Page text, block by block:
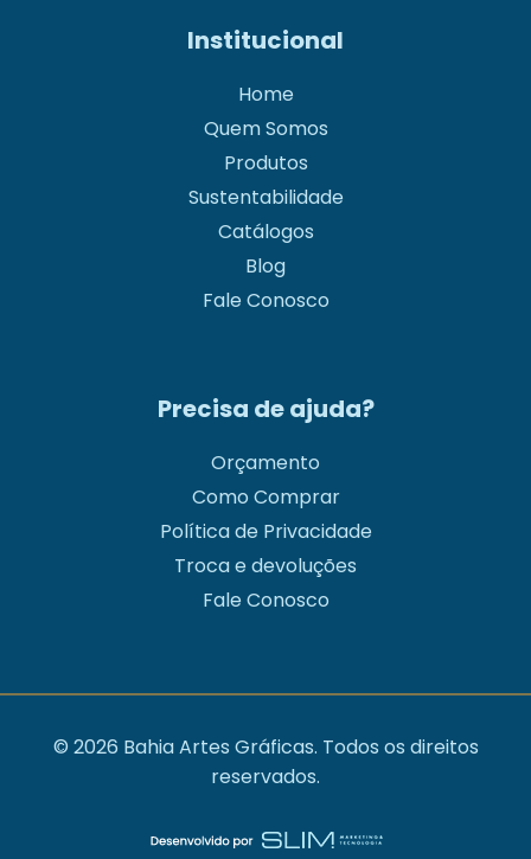
Institucional
Home
Quem Somos
Produtos
Sustentabilidade
Catálogos
Blog
Fale Conosco
Precisa de ajuda?
Orçamento
Como Comprar
Política de Privacidade
Troca e devoluções
Fale Conosco
© 2026 Bahia Artes Gráficas. Todos os direitos
reservados.